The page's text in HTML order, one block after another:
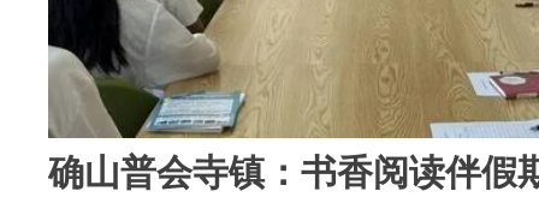
确山普会寺镇：书香阅读伴假